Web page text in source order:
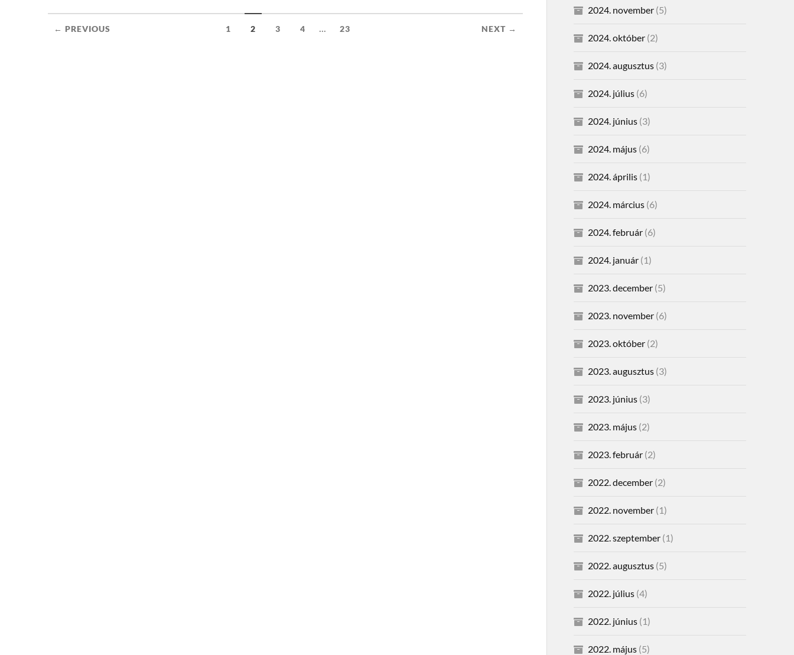
← PREVIOUS 1 2 3 4 ... 23 NEXT →
2024. november(5)
2024. október(2)
2024. augusztus(3)
2024. július(6)
2024. június(3)
2024. május(6)
2024. április(1)
2024. március(6)
2024. február(6)
2024. január(1)
2023. december(5)
2023. november(6)
2023. október(2)
2023. augusztus(3)
2023. június(3)
2023. május(2)
2023. február(2)
2022. december(2)
2022. november(1)
2022. szeptember(1)
2022. augusztus(5)
2022. július(4)
2022. június(1)
2022. május(5)